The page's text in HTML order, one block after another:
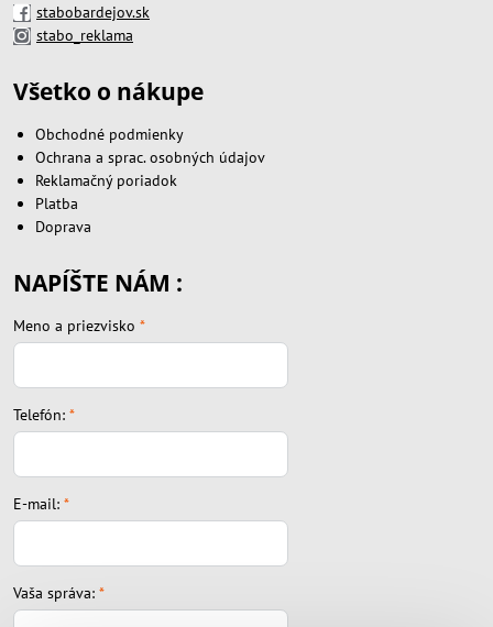
stabobardejov.sk
stabo_reklama
Všetko o nákupe
Obchodné podmienky
Ochrana a sprac. osobných údajov
Reklamačný poriadok
Platba
Doprava
NAPÍŠTE NÁM :
Meno a priezvisko *
Telefón: *
E-mail: *
Vaša správa: *